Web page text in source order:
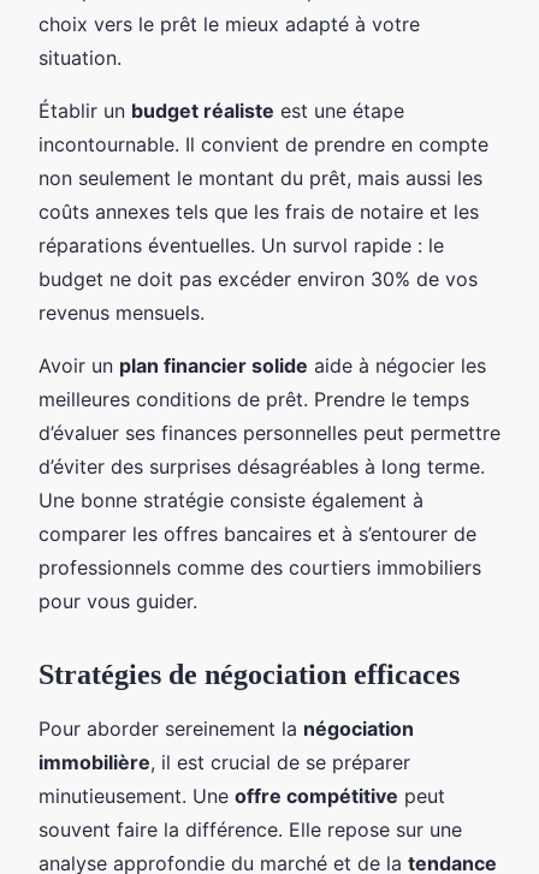
choix vers le prêt le mieux adapté à votre
situation.
Établir un budget réaliste est une étape
incontournable. Il convient de prendre en compte
non seulement le montant du prêt, mais aussi les
coûts annexes tels que les frais de notaire et les
réparations éventuelles. Un survol rapide : le
budget ne doit pas excéder environ 30% de vos
revenus mensuels.
Avoir un plan financier solide aide à négocier les
meilleures conditions de prêt. Prendre le temps
d’évaluer ses finances personnelles peut permettre
d’éviter des surprises désagréables à long terme.
Une bonne stratégie consiste également à
comparer les offres bancaires et à s’entourer de
professionnels comme des courtiers immobiliers
pour vous guider.
Stratégies de négociation efficaces
Pour aborder sereinement la négociation
immobilière, il est crucial de se préparer
minutieusement. Une offre compétitive peut
souvent faire la différence. Elle repose sur une
analyse approfondie du marché et de la tendance